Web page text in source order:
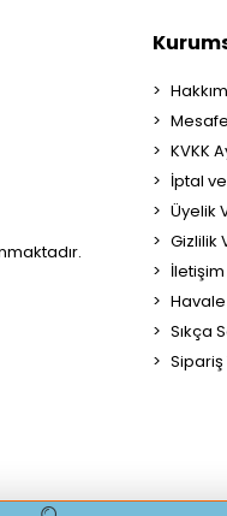
KVKK
İptal
Üyelik
Gizlilik
İletişim
Sıkça
Sipariş